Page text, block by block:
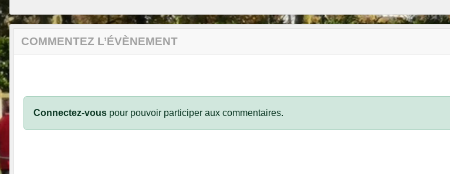
COMMENTEZ L’ÉVÈNEMENT
Connectez-vous pour pouvoir participer aux commentaires.